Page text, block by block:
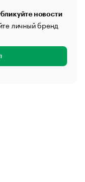
новости
личный бренд